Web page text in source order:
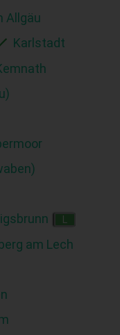
Allgäu
Karlstadt
am Lech